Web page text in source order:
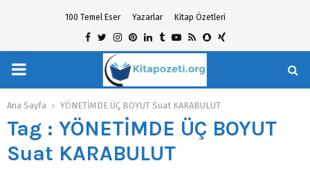
100 Temel Eser Yazarlar Kitap Özetleri
Facebook
TwitterInstagram
Pinterest
Linkedin
TumblrYoutube
RssSnapchat
Xing
PRIMARY
MENU
Ana Sayfa YÖNETİMDE ÜÇ BOYUT Suat KARABULUT
Tag : YÖNETİMDE ÜÇ BOYUT
Suat KARABULUT